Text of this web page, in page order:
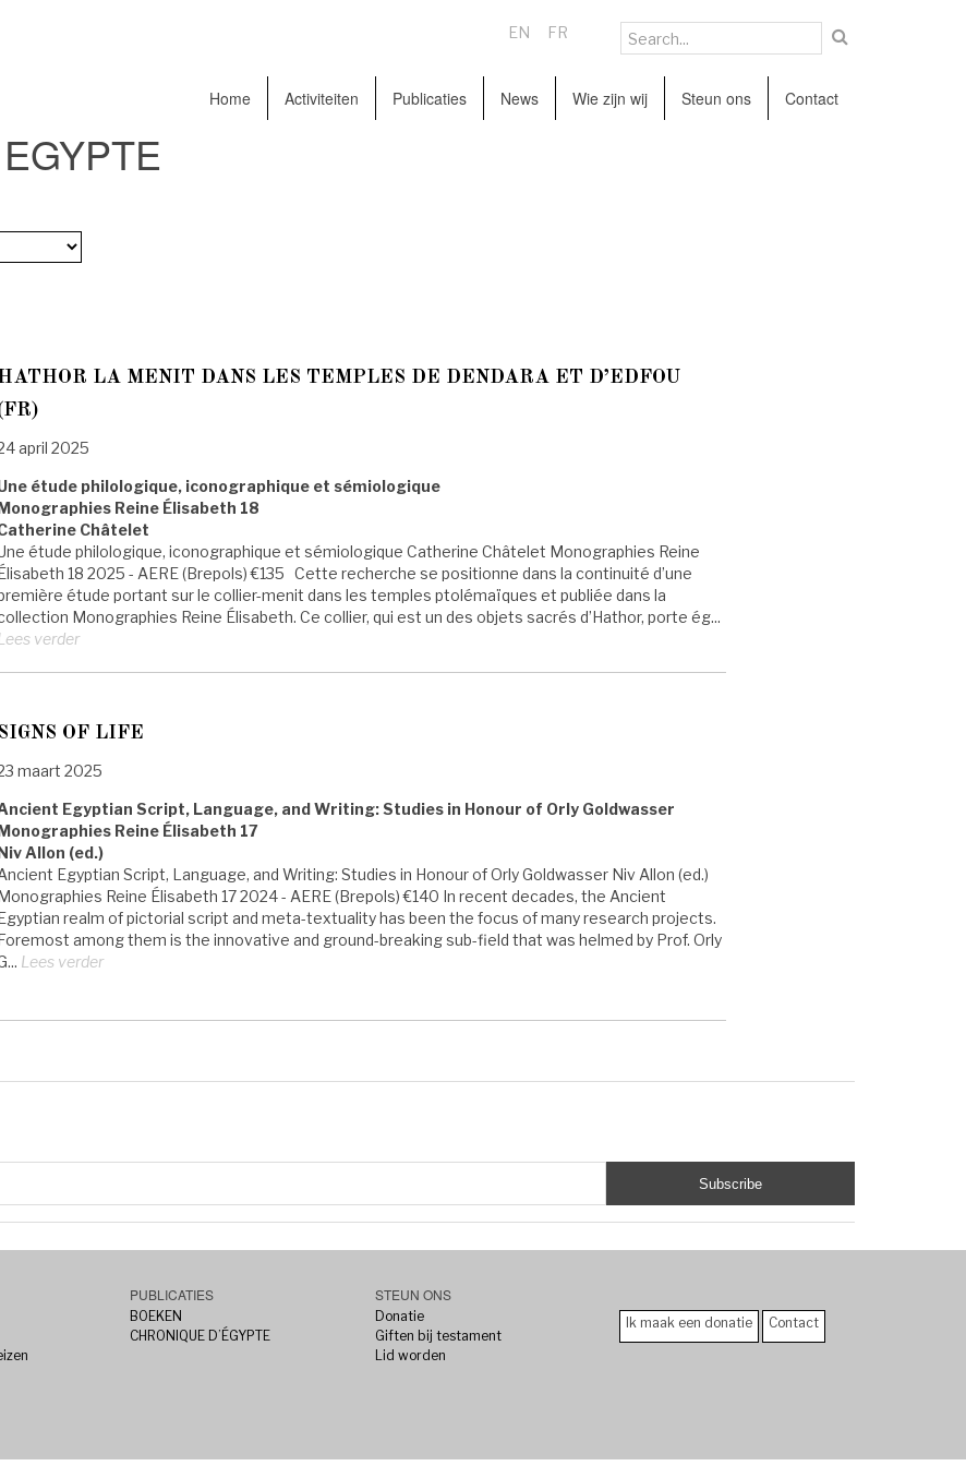
Home Activiteiten Publicaties News Wie zijn wij Steun ons Contact
EN FR
LA MENIT DANS LES TEMPLES DE DENDARA ET D’EDFOU
april 2025
étude philologique, iconographique et sémiologique
Reine Élisabeth 18
Châtelet
étude philologique, iconographique et sémiologique Catherine Châtelet Monographies Reine
18 2025 - AERE (Brepols) €135 Cette recherche se positionne dans la continuité d’une
étude portant sur le collier-menit dans les temples ptolémaïques et publiée dans la
Monographies Reine Élisabeth. Ce collier, qui est un des objets sacrés d’Hathor, porte ég...
verder
SIGNS OF LIFE
maart 2025
Egyptian Script, Language, and Writing: Studies in Honour of Orly Goldwasser
Reine Élisabeth 17
Allon (ed.)
Egyptian Script, Language, and Writing: Studies in Honour of Orly Goldwasser Niv Allon (ed.)
Reine Élisabeth 17 2024 - AERE (Brepols) €140 In recent decades, the Ancient
realm of pictorial script and meta-textuality has been the focus of many research projects.
among them is the innovative and ground-breaking sub-field that was helmed by Prof. Orly
Lees verder
PUBLICATIES
BOEKEN
CHRONIQUE D’ÉGYPTE
STEUN ONS
Donatie
Giften bij testament
Lid worden
Ik maak een donatie Contact